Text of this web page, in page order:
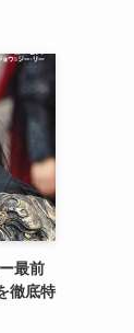
最前
徹底特